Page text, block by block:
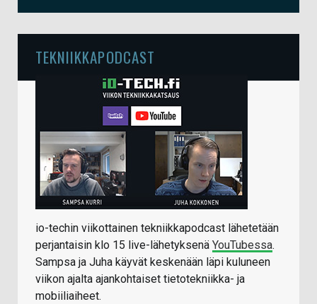
TEKNIIKKAPODCAST
io-techin viikottainen tekniikkapodcast lähetetään
perjantaisin klo 15 live-lähetyksenä YouTubessa.
Sampsa ja Juha käyvät keskenään läpi kuluneen
viikon ajalta ajankohtaiset tietotekniikka- ja
mobiiliaiheet.